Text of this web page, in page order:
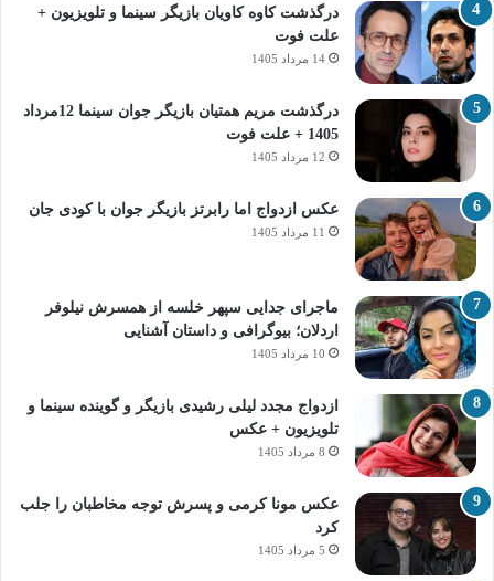
درگذشت کاوه کاویان بازیگر سینما و تلویزیون +
علت فوت
14 مرداد 1405
درگذشت مریم همتیان بازیگر جوان سینما 12مرداد
1405 + علت فوت
12 مرداد 1405
عکس ازدواج اما رابرتز بازیگر جوان با کودی جان
11 مرداد 1405
ماجرای جدایی سپهر خلسه از همسرش نیلوفر
اردلان؛ بیوگرافی و داستان آشنایی
10 مرداد 1405
ازدواج مجدد لیلی رشیدی بازیگر و گوینده سینما و
تلویزیون + عکس
8 مرداد 1405
عکس مونا کرمی و پسرش توجه مخاطبان را جلب
کرد
5 مرداد 1405